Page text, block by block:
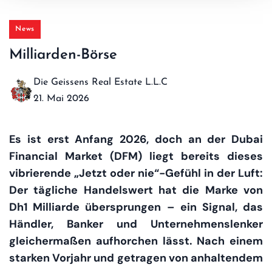
News
Milliarden-Börse
Die Geissens Real Estate L.L.C
21. Mai 2026
Es ist erst Anfang 2026, doch an der Dubai
Financial Market (DFM) liegt bereits dieses
vibrierende „Jetzt oder nie“-Gefühl in der Luft:
Der tägliche Handelswert hat die Marke von
Dh1 Milliarde übersprungen – ein Signal, das
Händler, Banker und Unternehmenslenker
gleichermaßen aufhorchen lässt. Nach einem
starken Vorjahr und getragen von anhaltendem